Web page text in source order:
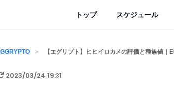
トップ スケジュール
【エグリプト】ヒヒイロカメの評価と種族値｜
2023/03/24 19:31